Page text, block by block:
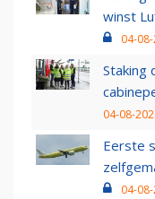
winst
04-
Staking
04-08-
Eerste
04-